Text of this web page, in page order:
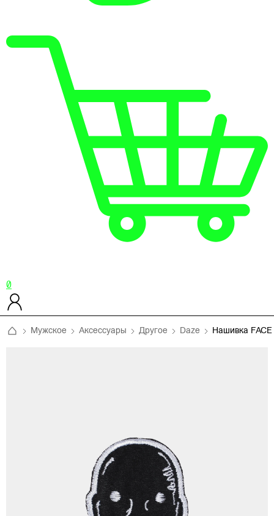
0
Мужское Аксессуары Другое Daze Нашивка FACE